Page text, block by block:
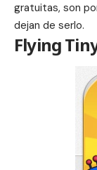
gratuitas, son
dejan de serlo.
Flying